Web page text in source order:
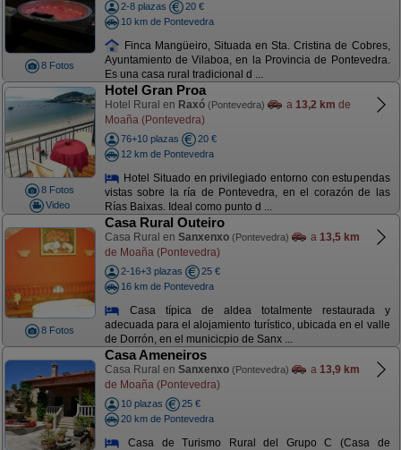
8 Fotos
2-8 plazas
20 €
10 km de Pontevedra
Finca Mangüeiro, Situada en Sta. Cristina de Cobres,
Ayuntamiento de Vilaboa, en la Provincia de Pontevedra.
Es una casa rural tradicional d ...
8 Fotos
Video
Hotel Gran Proa
Hotel Rural en Raxó (Pontevedra) a 13,2 km de
Moaña (Pontevedra)
76+10 plazas
20 €
12 km de Pontevedra
Hotel Situado en privilegiado entorno con estupendas
vistas sobre la ría de Pontevedra, en el corazón de las
Rías Baixas. Ideal como punto d ...
8 Fotos
Casa Rural Outeiro
Casa Rural en Sanxenxo (Pontevedra) a 13,5 km
de Moaña (Pontevedra)
2-16+3 plazas
25 €
16 km de Pontevedra
Casa típica de aldea totalmente restaurada y
adecuada para el alojamiento turístico, ubicada en el valle
de Dorrón, en el municicpio de Sanx ...
Casa Ameneiros
Casa Rural en Sanxenxo (Pontevedra) a 13,9 km
de Moaña (Pontevedra)
10 plazas
25 €
20 km de Pontevedra
Casa de Turismo Rural del Grupo C (Casa de